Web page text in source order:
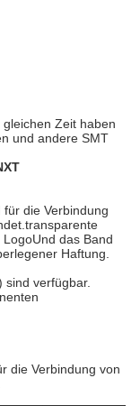
Zeit haben
und andere SMT
für die Verbindung
das Band
Haftung.
sind verfügbar.
die Verbindung von